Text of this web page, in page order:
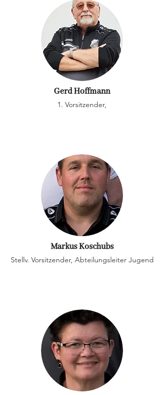
Gerd Hoffmann
1. Vorsitzender,
Markus Koschubs
Stellv. Vorsitzender, Abteilungsleiter Jugend